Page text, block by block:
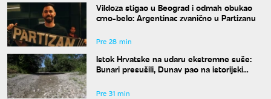
Vildoza stigao u Beograd i odmah obukao
crno-belo: Argentinac zvanično u Partizanu
Pre 28 min
Istok Hrvatske na udaru ekstremne suše:
Bunari presušili, Dunav pao na istorijski
Pre 31 min